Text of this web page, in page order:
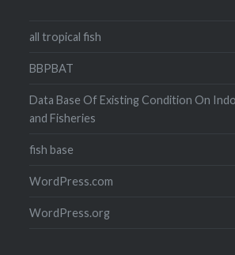
all tropical fish
BBPBAT
Data Base Of Existing Condition On
and Fisheries
fish base
WordPress.com
WordPress.org